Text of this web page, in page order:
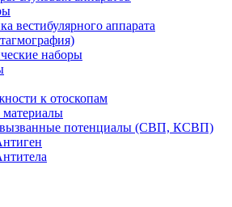
вестибулярного аппарата
наборы
к отоскопам
материалы
потенциалы (СВП, КСВП)